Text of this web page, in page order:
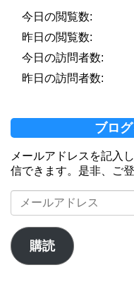
今日の閲覧数:
昨日の閲覧数:
今日の訪問者数:
昨日の訪問者数:
ブロ
メールアドレスを記入
信できます。是非、ご
メ
ー
ア
ド
購読